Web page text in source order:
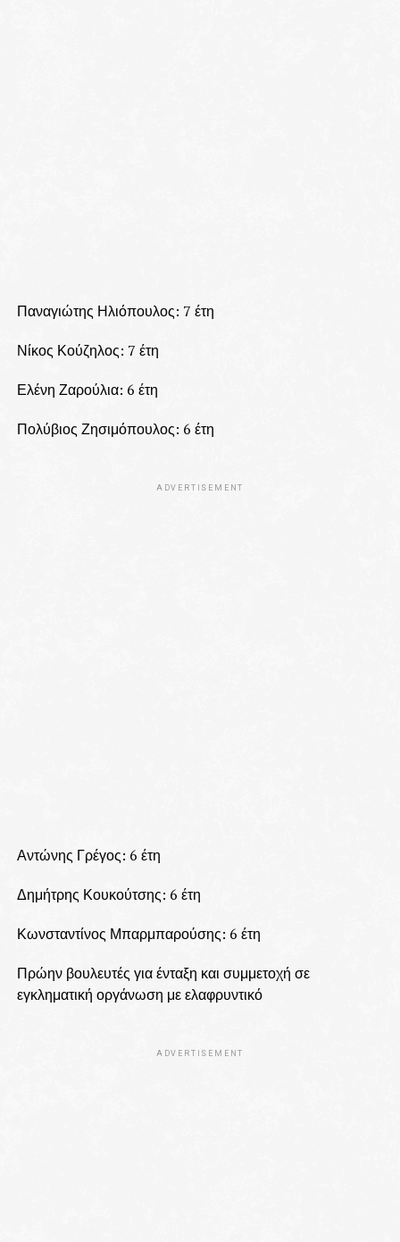
Παναγιώτης Ηλιόπουλος: 7 έτη
Νίκος Κούζηλος: 7 έτη
Ελένη Ζαρούλια: 6 έτη
Πολύβιος Ζησιμόπουλος: 6 έτη
ADVERTISEMENT
Αντώνης Γρέγος: 6 έτη
Δημήτρης Κουκούτσης: 6 έτη
Κωνσταντίνος Μπαρμπαρούσης: 6 έτη
Πρώην βουλευτές για ένταξη και συμμετοχή σε
εγκληματική οργάνωση με ελαφρυντικό
ADVERTISEMENT